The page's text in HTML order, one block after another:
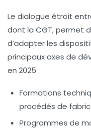
Le dialogue étroit
dont la CGT, permet
d’adapter les
principaux axes de
en 2025 :
Formations
procédés de
Programmes de